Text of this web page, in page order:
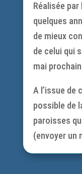
Réalisée par
quelques
de mieux
de celui qui
mai
A l’issue de
possible de
paroisses
(envoyer un